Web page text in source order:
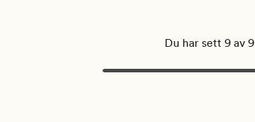
Du har sett 9 av 9